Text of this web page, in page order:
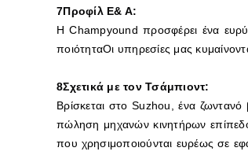
7Προφίλ Ε& Α:
Η Champyound προσφέρει ένα
ποιότηταΟι υπηρεσίες μας
8Σχετικά με τον Τσάμπιοντ:
Βρίσκεται στο Suzhou, ένα
πώληση μηχανών κινητήρων
που χρησιμοποιούνται ευρέως σε